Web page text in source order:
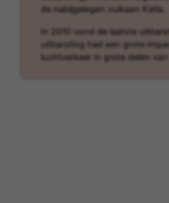
de nabijgelegen vulkaan Katla.
In 2010 vond de laatste
uitbarsting had een grote
luchtverkeer in grote delen